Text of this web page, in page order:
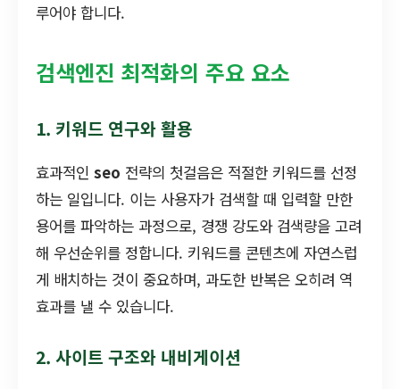
루어야 합니다.
검색엔진 최적화의 주요 요소
1. 키워드 연구와 활용
효과적인 seo 전략의 첫걸음은 적절한 키워드를 선정
하는 일입니다. 이는 사용자가 검색할 때 입력할 만한
용어를 파악하는 과정으로, 경쟁 강도와 검색량을 고려
해 우선순위를 정합니다. 키워드를 콘텐츠에 자연스럽
게 배치하는 것이 중요하며, 과도한 반복은 오히려 역
효과를 낼 수 있습니다.
2. 사이트 구조와 내비게이션